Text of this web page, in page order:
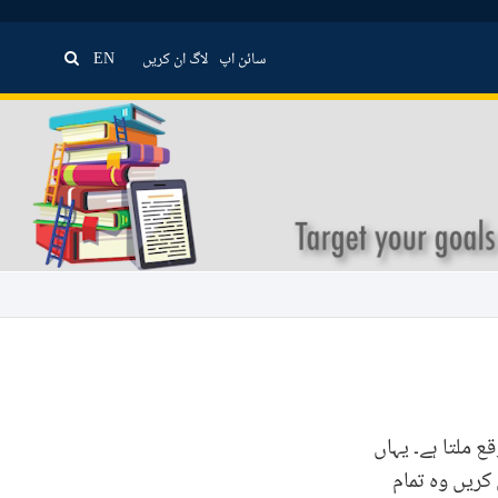
سائن اپ لاگ ان کریں EN
ہے۔ یہاں
وہ تمام